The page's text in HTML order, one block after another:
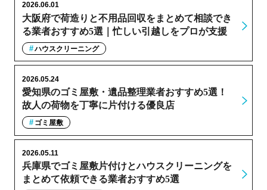
大阪府で荷造りと不用品回収をまとめて相談でき
る業者おすすめ5選｜忙しい引越しをプロが支援
2026.06.01
ハウスクリーニング
愛知県のゴミ屋敷・遺品整理業者おすすめ5選！
故人の荷物を丁寧に片付ける優良店
2026.05.24
ゴミ屋敷
兵庫県でゴミ屋敷片付けとハウスクリーニングを
まとめて依頼できる業者おすすめ5選
2026.05.11